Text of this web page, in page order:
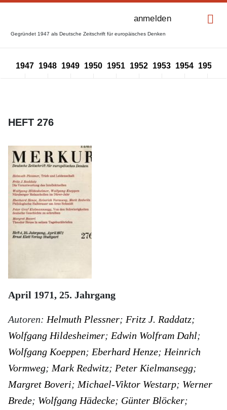
Gegründet 1947 als Deutsche Zeitschrift für europäisches Denken
anmelden
1947 1948 1949 1950 1951 1952 1953 1954 1955
HEFT 276
April 1971, 25. Jahrgang
Autoren: Helmuth Plessner Fritz J. Raddatz
Wolfgang Hildesheimer Edwin Wolfram Dahl
Wolfgang Koeppen
Eberhard Henze Heinrich
Vormweg Mark Redwitz Peter Kielmansegg
Margret Boveri
Michael-Viktor Westarp Werner
Brede Wolfgang Hädecke Günter Blöcker